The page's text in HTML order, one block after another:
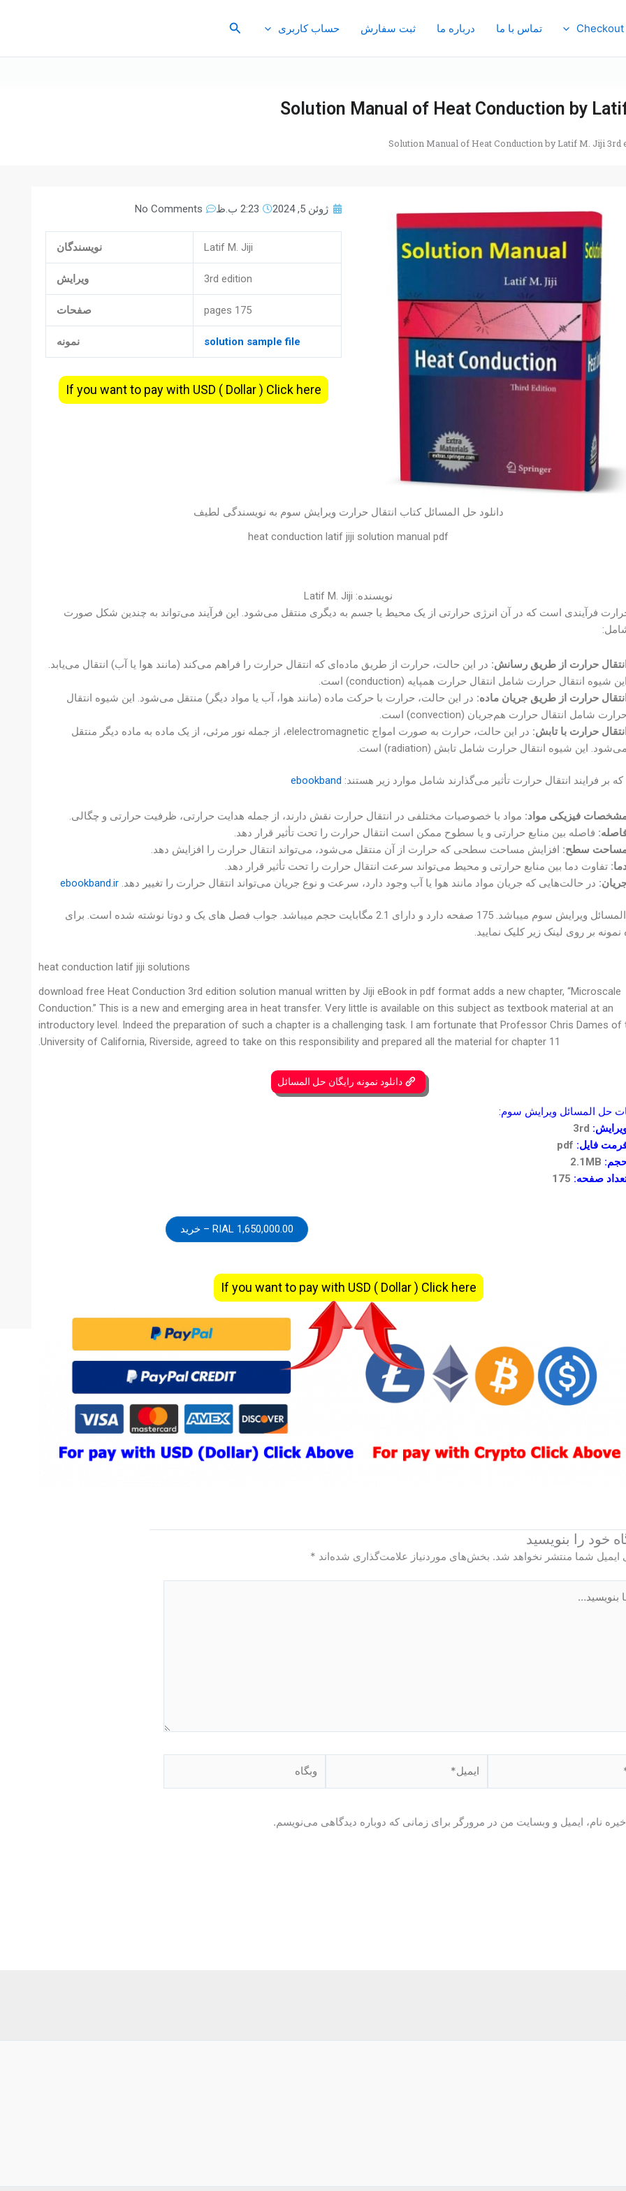
Checkout تماس با ما درباره ما ثبت سفارش حساب کاربری جستجو
Solution Manual of Heat Conduction by
Solution Manual of Heat Conduction by Latif M. Jiji 3rd
ژوئن 5, 2024 2:23 ب.ظ No Comments
Latif M. Jiji نویسندگان
3rd edition ویرایش
175 pages صفحات
solution sample file نمونه
If you want to pay with USD ( Dollar ) Click here
دانلود حل المسائل کتاب انتقال حرارت ویرایش سوم به نویسندگی لطیف
heat conduction latif jiji solution manual pdf
نویسنده: Latif M. Jiji
حرارت فرآیندی است که در آن انرژی حرارتی از یک محیط یا جسم به دیگری منتقل می‌شود. این فرآیند می‌تواند به چندین شکل صورت
انتقال حرارت از طریق رسانش: در این حالت، حرارت از طریق ماده‌ای که انتقال حرارت را فراهم می‌کند (مانند هوا یا آب) انتقال می‌یابد.
این شیوه انتقال حرارت شامل انتقال حرارت همپایه (conduction) است.
انتقال حرارت از طریق جریان ماده: در این حالت، حرارت با حرکت ماده (مانند هوا، آب یا مواد دیگر) منتقل می‌شود. این شیوه انتقال
حرارت شامل انتقال حرارت هم‌جریان (convection) است.
انتقال حرارت با تابش:
در این حالت، حرارت به صورت امواج elelectromagnetic، از جمله نور مرئی، از یک ماده به ماده دیگر منتقل
می‌شود. این شیوه انتقال حرارت شامل تابش (radiation) است.
بر فرایند انتقال حرارت تأثیر می‌گذارند شامل موارد زیر هستند: ebookband
فیزیکی مواد: مواد با خصوصیات مختلفی در انتقال حرارت نقش دارند، از جمله هدایت حرارتی، ظرفیت حرارتی و چگالی.
فاصله بین منابع حرارتی و یا سطوح ممکن است انتقال حرارت را تحت تأثیر قرار دهد.
سطح: افزایش مساحت سطحی که حرارت از آن منتقل می‌شود، می‌تواند انتقال حرارت را افزایش دهد.
تفاوت دما بین منابع حرارتی و محیط می‌تواند سرعت انتقال حرارت را تحت تأثیر قرار دهد.
در حالت‌هایی که جریان مواد مانند هوا یا آب وجود دارد، سرعت و نوع جریان می‌تواند انتقال حرارت را تغییر دهد. ebookband.ir
این حل المسائل ویرایش سوم میباشد. 175 صفحه دارد و دارای 2.1 مگابایت حجم میباشد. جواب فصل های یک و دوتا نوشته شده است. برای
بر روی لینک زیر کلیک نمایید.
heat conduction latif jiji solutions
download free Heat Conduction 3rd edition solution manual written by Jiji eBook in pdf format adds a new chapter, “Microscale
Conduction.” This is a new and emerging area in heat transfer. Very little is available on this subject as textbook material at an
introductory level. Indeed the preparation of such a chapter is a challenging task. I am fortunate that Professor Chris Dames of
University of California, Riverside, agreed to take on this responsibility and prepared all the material for chapter 11.
دانلود نمونه رایگان حل المسائل
حل المسائل ویرایش سوم:
3rd
فایل:
صفحه:
1,650,000.00 RIAL – خرید
If you want to pay with USD ( Dollar ) Click here
خود را بنویسید
ایمیل شما منتشر نخواهد شد. بخش‌های موردنیاز علامت‌گذاری شده‌اند *
نام، ایمیل و وبسایت من در مرورگر برای زمانی که دوباره دیدگاهی می‌نویسم.